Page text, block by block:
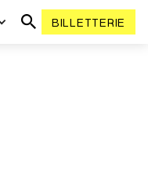
BILLETTERIE